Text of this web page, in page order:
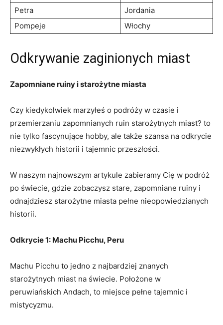
Petra
Jordania
Pompeje
Włochy
Odkrywanie zaginionych miast
Zapomniane ruiny i ⁣starożytne​ miasta
Czy kiedykolwiek marzyłeś o podróży‍ w czasie i
przemierzaniu zapomnianych ruin starożytnych miast? ‍to
nie tylko fascynujące hobby, ale także szansa na odkrycie​
niezwykłych historii i ⁢tajemnic przeszłości.
W ‍naszym najnowszym artykule zabieramy Cię w podróż‍
po⁤ świecie, ‍gdzie‌ zobaczysz stare,​ zapomniane ruiny ⁤i
⁢odnajdziesz starożytne miasta pełne nieopowiedzianych
historii.‌
Odkrycie 1: Machu Picchu, Peru
Machu Picchu to jedno z najbardziej znanych
starożytnych miast na ⁣świecie. Położone w
peruwiańskich Andach,‌ to miejsce pełne⁣ tajemnic i
mistycyzmu.